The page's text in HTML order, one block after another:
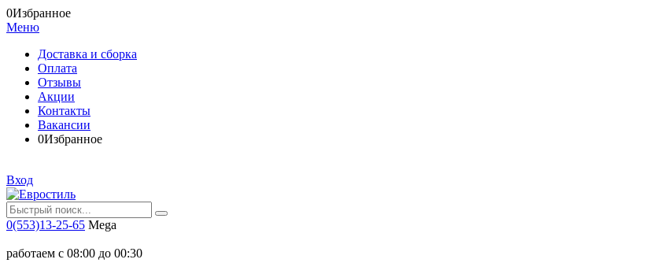
0Избранное
Меню
Доставка и сборка
Оплата
Отзывы
Акции
Контакты
Вакансии
0Избранное
Вход
0(553)13-25-65 Mega
работаем с 08:00 до 00:30